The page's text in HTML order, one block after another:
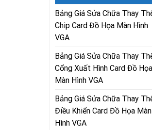
Bảng Giá Sửa Chữa Thay
Chip Card Đồ Họa Màn Hình
VGA
Bảng Giá Sửa Chữa Thay
Cổng Xuất Hình Card Đồ Họa
Màn Hình VGA
Bảng Giá Sửa Chữa Thay
Điều Khiển Card Đồ Họa Màn
Hình VGA